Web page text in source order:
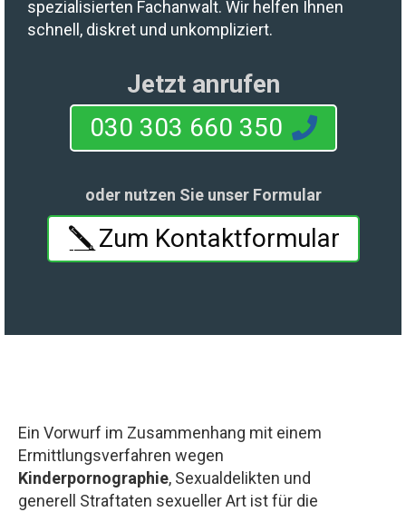
spezialisierten Fachanwalt. Wir helfen Ihnen
schnell, diskret und unkompliziert.
Jetzt anrufen
030 303 660 350
oder nutzen Sie unser Formular
Zum Kontaktformular
Ein Vorwurf im Zusammenhang mit einem
Ermittlungsverfahren wegen
Kinderpornographie, Sexualdelikten und
generell Straftaten sexueller Art ist für die